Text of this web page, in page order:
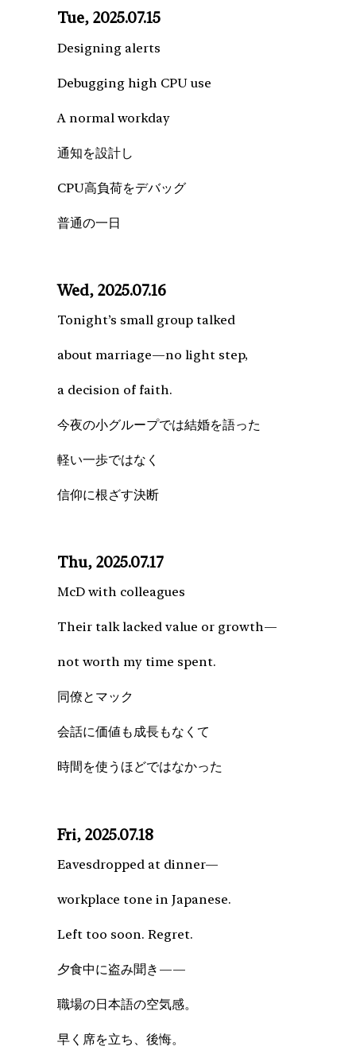
Tue, 2025.07.15
Designing alerts
Debugging high CPU use
A normal workday
通知を設計し
CPU高負荷をデバッグ
普通の一日
Wed, 2025.07.16
Tonight’s small group talked
about marriage—no light step,
a decision of faith.
今夜の小グループでは結婚を語った
軽い一歩ではなく
信仰に根ざす決断
Thu, 2025.07.17
McD with colleagues
Their talk lacked value or growth—
not worth my time spent.
同僚とマック
会話に価値も成長もなくて
時間を使うほどではなかった
Fri, 2025.07.18
Eavesdropped at dinner—
workplace tone in Japanese.
Left too soon. Regret.
夕食中に盗み聞き——
職場の日本語の空気感。
早く席を立ち、後悔。